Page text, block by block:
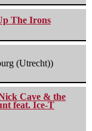
The Irons
(Utrecht))
Cave & the
feat. Ice-T